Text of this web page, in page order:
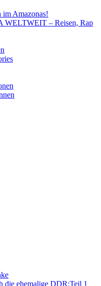
Amazonas!
WELTWEIT – Reisen, Rap
die ehemalige DDR:Teil 1